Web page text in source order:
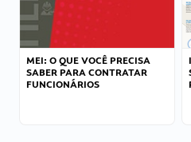
MEI: O QUE VOCÊ PRECISA
SABER PARA CONTRATAR
FUNCIONÁRIOS